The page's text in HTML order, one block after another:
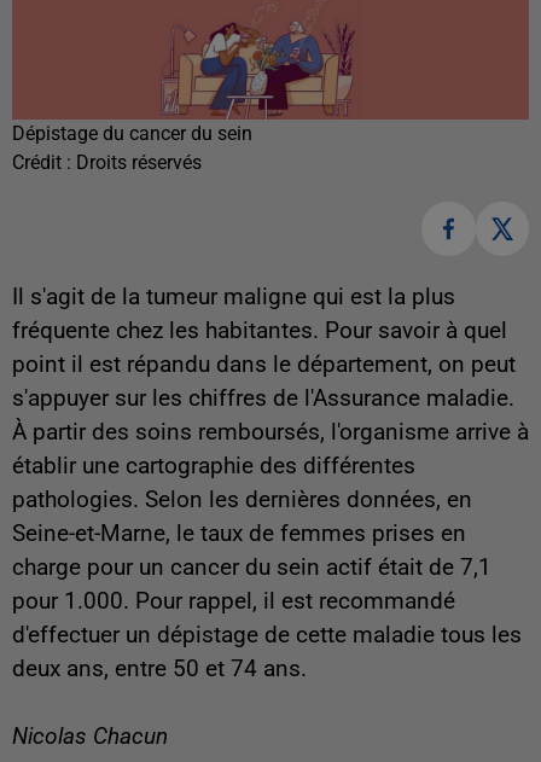
Dépistage du cancer du sein
Crédit : Droits réservés
Il s'agit de la tumeur maligne qui est la plus
fréquente chez les habitantes. Pour savoir à quel
point il est répandu dans le département, on peut
s'appuyer sur les chiffres de l'Assurance maladie.
À partir des soins remboursés, l'organisme arrive à
établir une cartographie des différentes
pathologies. Selon les dernières données, en
Seine-et-Marne, le taux de femmes prises en
charge pour un cancer du sein actif était de 7,1
pour 1.000. Pour rappel, il est recommandé
d'effectuer un dépistage de cette maladie tous les
deux ans, entre 50 et 74 ans.
Nicolas Chacun